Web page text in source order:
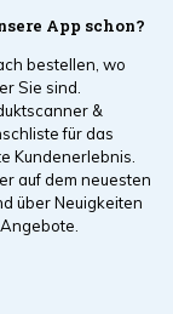
App schon?
bestellen, wo
Sie sind.
&
für das
Kundenerlebnis.
auf dem neuesten
über Neuigkeiten